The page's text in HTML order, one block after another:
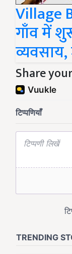
Village
गाँव में
Share